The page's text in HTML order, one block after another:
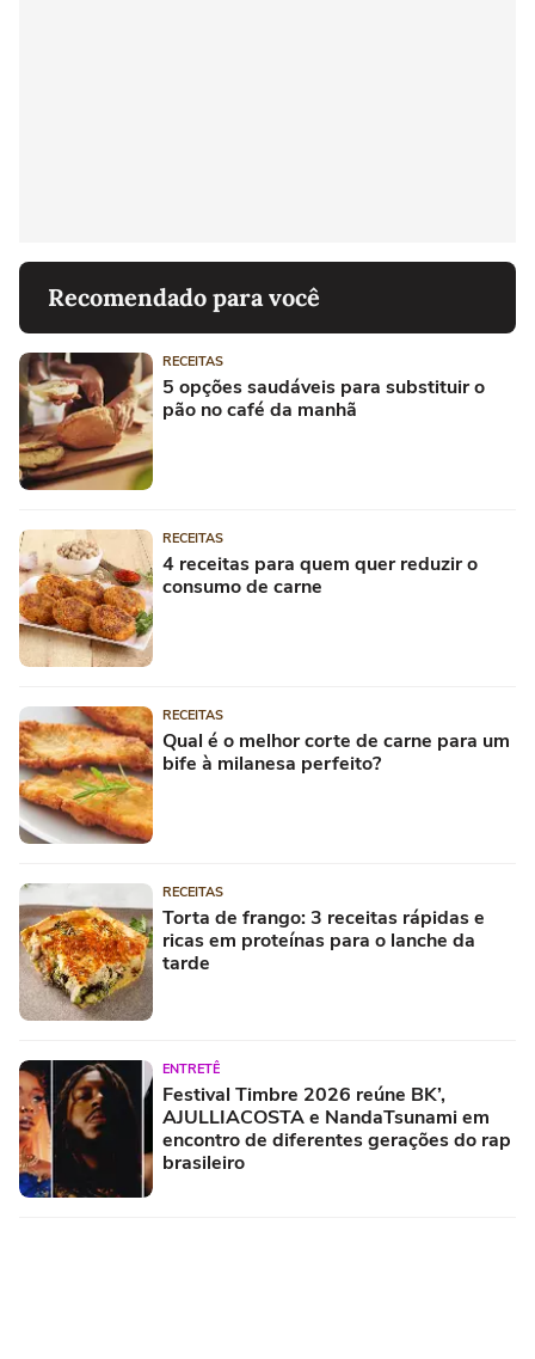
Recomendado para você
RECEITAS
5 opções saudáveis para substituir o
pão no café da manhã
RECEITAS
4 receitas para quem quer reduzir o
consumo de carne
RECEITAS
Qual é o melhor corte de carne para um
bife à milanesa perfeito?
RECEITAS
Torta de frango: 3 receitas rápidas e
ricas em proteínas para o lanche da
tarde
ENTRETÊ
Festival Timbre 2026 reúne BK’,
AJULLIACOSTA e NandaTsunami em
encontro de diferentes gerações do rap
brasileiro